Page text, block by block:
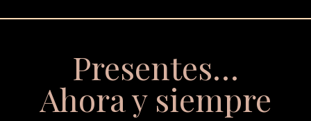
Presentes…
Ahora y siempre